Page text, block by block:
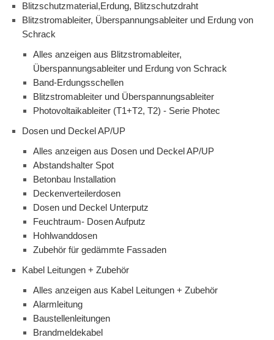
Blitzschutzmaterial,Erdung, Blitzschutzdraht
Blitzstromableiter, Überspannungsableiter und Erdung von
Schrack
Alles anzeigen aus Blitzstromableiter,
Überspannungsableiter und Erdung von Schrack
Band-Erdungsschellen
Blitzstromableiter und Überspannungsableiter
Photovoltaikableiter (T1+T2, T2) - Serie Photec
Dosen und Deckel AP/UP
Alles anzeigen aus Dosen und Deckel AP/UP
Abstandshalter Spot
Betonbau Installation
Deckenverteilerdosen
Dosen und Deckel Unterputz
Feuchtraum- Dosen Aufputz
Hohlwanddosen
Zubehör für gedämmte Fassaden
Kabel Leitungen + Zubehör
Alles anzeigen aus Kabel Leitungen + Zubehör
Alarmleitung
Baustellenleitungen
Brandmeldekabel